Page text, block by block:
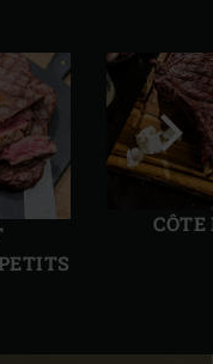
CÔTE